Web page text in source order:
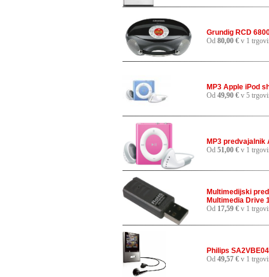
Grundig RCD
Od 80,00 € v 1
MP3 Apple iPod
Od 49,90 € v 5
MP3 predvajalnik
Od 51,00 € v 1
Multimedijski
Multimedia Drive
Od 17,59 € v 1
Philips
Od 49,57 € v 1